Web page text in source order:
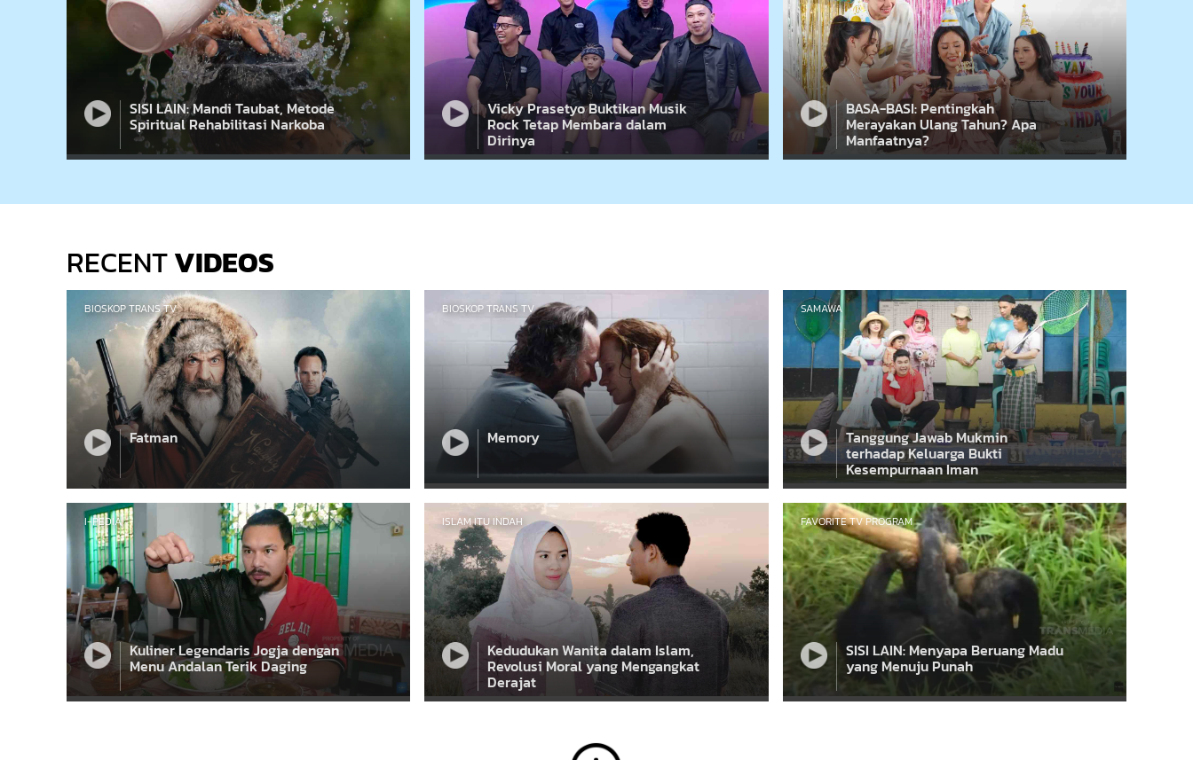
SISI LAIN: Mandi Taubat, Metode
Spiritual Rehabilitasi Narkoba
Vicky Prasetyo Buktikan Musik
Rock Tetap Membara dalam
Dirinya
BASA-BASI: Pentingkah
Merayakan Ulang Tahun? Apa
Manfaatnya?
RECENTVIDEOS
BIOSKOP TRANS TV
Fatman
BIOSKOP TRANS TV
Memory
SAMAWA
Tanggung Jawab Mukmin
terhadap Keluarga Bukti
Kesempurnaan Iman
I-PEDIA
Kuliner Legendaris Jogja dengan
Menu Andalan Terik Daging
ISLAM ITU INDAH
Kedudukan Wanita dalam Islam,
Revolusi Moral yang Mengangkat
Derajat
FAVORITE TV PROGRAM
SISI LAIN: Menyapa Beruang Madu
yang Menuju Punah